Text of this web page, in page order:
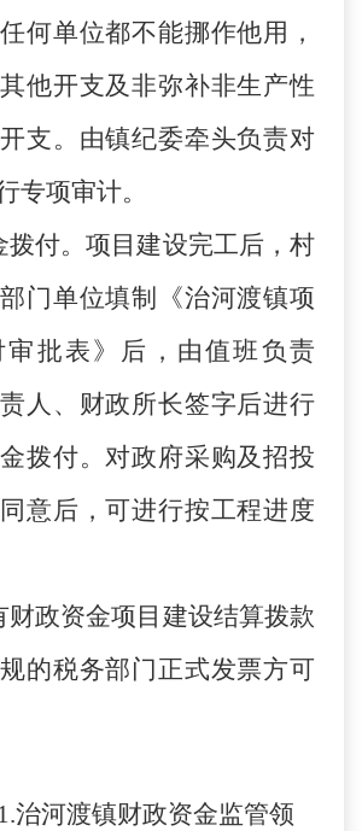
何单位都不能挪作他用，
他开支及非弥补非生产性
支。由镇纪委牵头负责对
专项审计。
拨付。项目建设完工后，村
部门单位填制《治河渡镇项
审批表》后，由值班负责
人、财政所长签字后进行
拨付。对政府采购及招投
意后，可进行按工程进度
财政资金项目建设结算拨款
的税务部门正式发票方可
1.治河渡镇财政资金监管领